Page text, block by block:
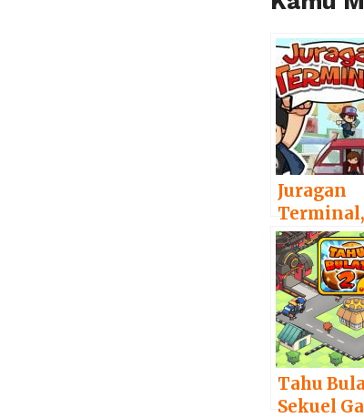
Juragan
Terminal,
Serunya
Ala Tahu
Karya
Studio-
Games
Tahu
Sekuel